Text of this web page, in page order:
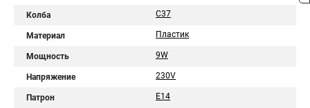
Колба C37
Материал Пластик
Мощность 9W
Напряжение 230V
Патрон E14